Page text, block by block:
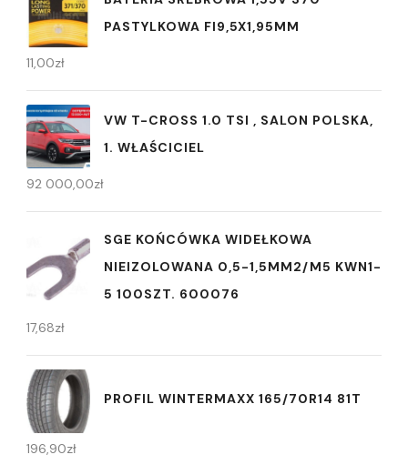
PASTYLKOWA FI9,5X1,95MM
11,00zł
VW T-CROSS 1.0 TSI , SALON POLSKA,
1. WŁAŚCICIEL
92 000,00zł
SGE KOŃCÓWKA WIDEŁKOWA
NIEIZOLOWANA 0,5-1,5MM2/M5 KWN1-
5 100SZT. 600076
17,68zł
PROFIL WINTERMAXX 165/70R14 81T
196,90zł